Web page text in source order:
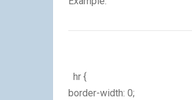
hr {
border-width: 0;